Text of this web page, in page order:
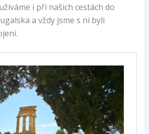
i při našich cestách do
a vždy jsme s ní byli